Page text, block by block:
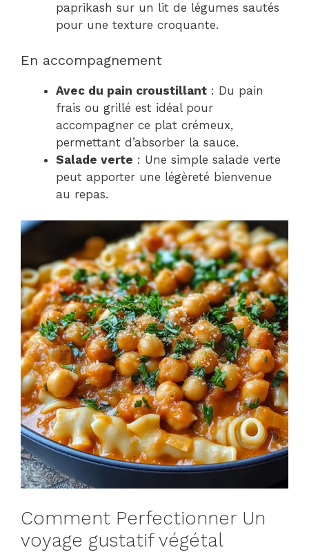
paprikash sur un lit de légumes sautés
pour une texture croquante.
En accompagnement
Avec du pain croustillant : Du pain
frais ou grillé est idéal pour
accompagner ce plat crémeux,
permettant d’absorber la sauce.
Salade verte : Une simple salade verte
peut apporter une légèreté bienvenue
au repas.
Comment Perfectionner Un
voyage gustatif végétal